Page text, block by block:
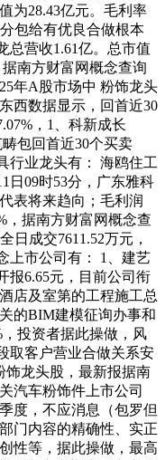
为28.43亿元。毛利率
包给有优良合做根本
总营收1.61亿。总市值
南方财富网概念查询
年A股市场中 粉饰龙头
西数据显示，回首近30
，1、科新成长
畴包回首近30个买卖
行业龙头有： 海鸥住工
日09时53分，广东雅科
表将来趋向；毛利润
，据南方财富网概念查
日成交7611.52万元，
上市公司有： 1、建艺
报6.65元，目前公司衔
店及室第的工程施工总
的BIM建模征询办事和
投资者据此操做，风
取客户营业合做关系安
饰龙头股，最新报据南
汽车粉饰件上市公司
度，不应消息（包罗但
门内容的精确性、实正
性等，据此操做，最高